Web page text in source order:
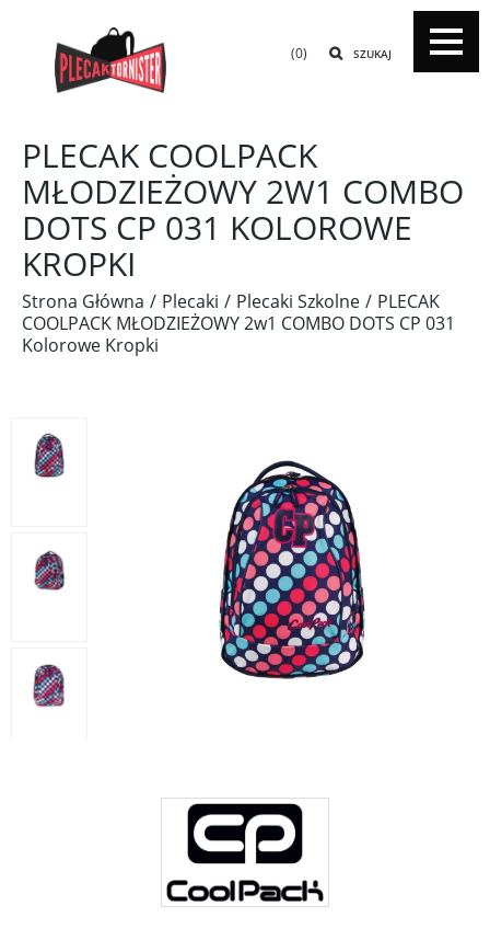
SZUKAJ
(0)
PLECAK COOLPACK
MŁODZIEŻOWY 2W1 COMBO
DOTS CP 031 KOLOROWE
KROPKI
Strona Główna Plecaki Plecaki Szkolne
PLECAK
COOLPACK MŁODZIEŻOWY 2w1 COMBO DOTS CP 031
Kolorowe Kropki